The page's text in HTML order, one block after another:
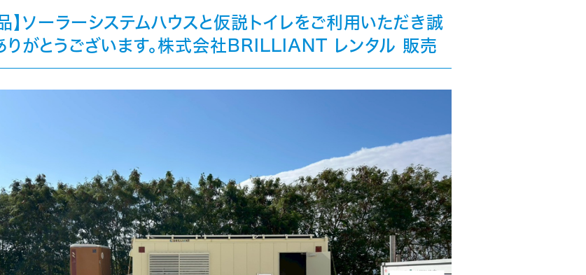
品】ソーラーシステムハウスと仮説トイレをご利用いただき誠
りがとうございます。株式会社BRILLIANT レンタル 販売